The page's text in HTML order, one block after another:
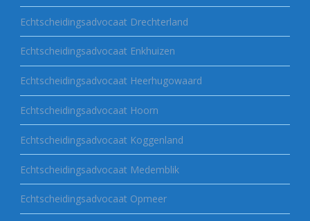
Echtscheidingsadvocaat Drechterland
Echtscheidingsadvocaat Enkhuizen
Echtscheidingsadvocaat Heerhugowaard
Echtscheidingsadvocaat Hoorn
Echtscheidingsadvocaat Koggenland
Echtscheidingsadvocaat Medemblik
Echtscheidingsadvocaat Opmeer